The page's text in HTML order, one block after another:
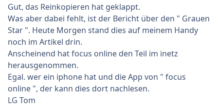
Gut, das Reinkopieren hat geklappt.
Was aber dabei fehlt, ist der Bericht über den " Grauen
Star ". Heute Morgen stand dies auf meinem Handy
noch im Artikel drin.
Anscheinend hat focus online den Teil im inetz
herausgenommen.
Egal. wer ein iphone hat und die App von " focus
online ", der kann dies dort nachlesen.
LG Tom